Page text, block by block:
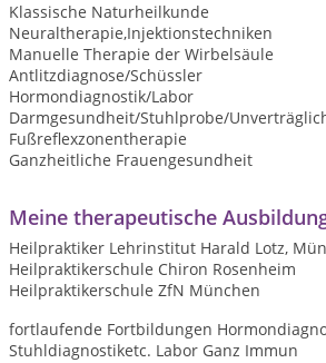
Klassische Naturheilkunde
Neuraltherapie,Injektionstechniken
Manuelle Therapie der Wirbelsäule
Antlitzdiagnose/Schüssler
Hormondiagnostik/Labor
Darmgesundheit/Stuhlprobe/
Fußreflexzonentherapie
Ganzheitliche Frauengesundheit
Meine therapeutische
Heilpraktiker Lehrinstitut Harald Lotz,
Heilpraktikerschule Chiron Rosenheim
Heilpraktikerschule ZfN München
fortlaufende Fortbildungen
Stuhldiagnostiketc. Labor Ganz Immun